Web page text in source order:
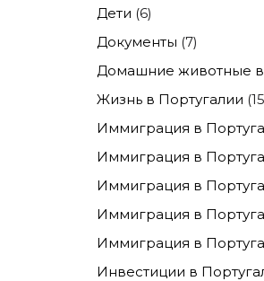
Дети (6)
Документы (7)
Домашние животные в
Жизнь в Португалии
Иммиграция в
Иммиграция в
Иммиграция в
Иммиграция в
Иммиграция в
Инвестиции в